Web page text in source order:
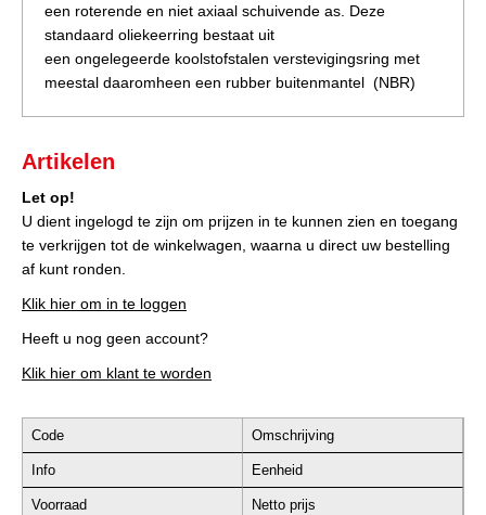
een roterende en niet axiaal schuivende as. Deze
standaard oliekeerring bestaat uit
een ongelegeerde koolstofstalen verstevigingsring met
meestal daaromheen een rubber buitenmantel (NBR)
Artikelen
Let op!
U dient ingelogd te zijn om prijzen in te kunnen zien en toegang
te verkrijgen tot de winkelwagen, waarna u direct uw bestelling
af kunt ronden.
Klik hier om in te loggen
Heeft u nog geen account?
Klik hier om klant te worden
Code Omschrijving
Info Eenheid
Voorraad Netto prijs